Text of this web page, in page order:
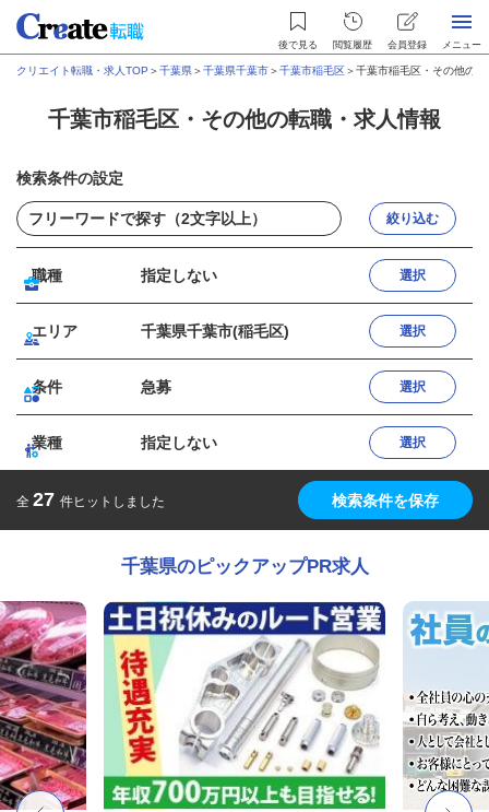
後で見る 閲覧履歴 会員登録 メニュー
クリエイト転職・求人TOP ＞千葉県＞千葉県千葉市＞千葉市稲毛区＞千葉市稲毛区・その他の
千葉市稲毛区・その他の転職・求人情報
検索条件の設定
絞り込む
職種 指定しない 選択
エリア 千葉県千葉市(稲毛区) 選択
条件 急募 選択
業種 指定しない 選択
全 27 件ヒットしました 検索条件を保存
千葉県のピックアップPR求人